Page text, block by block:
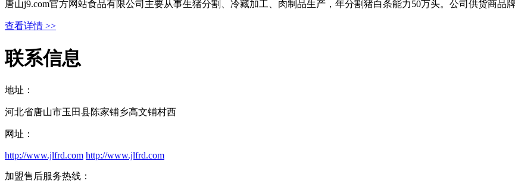
唐山j9.com官方网站食品有限公司主要从事生猪分割、冷藏加工、肉制品生产，年分割猪白条能力50万头。公司供货商品
查看详情 >>
联系信息
地址：
河北省唐山市玉田县陈家铺乡高文铺村西
网址：
http://www.jlfrd.com http://www.jlfrd.com
加盟售后服务热线：